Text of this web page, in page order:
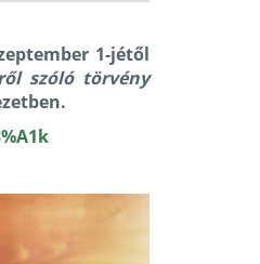
1-jétől
szóló törvény